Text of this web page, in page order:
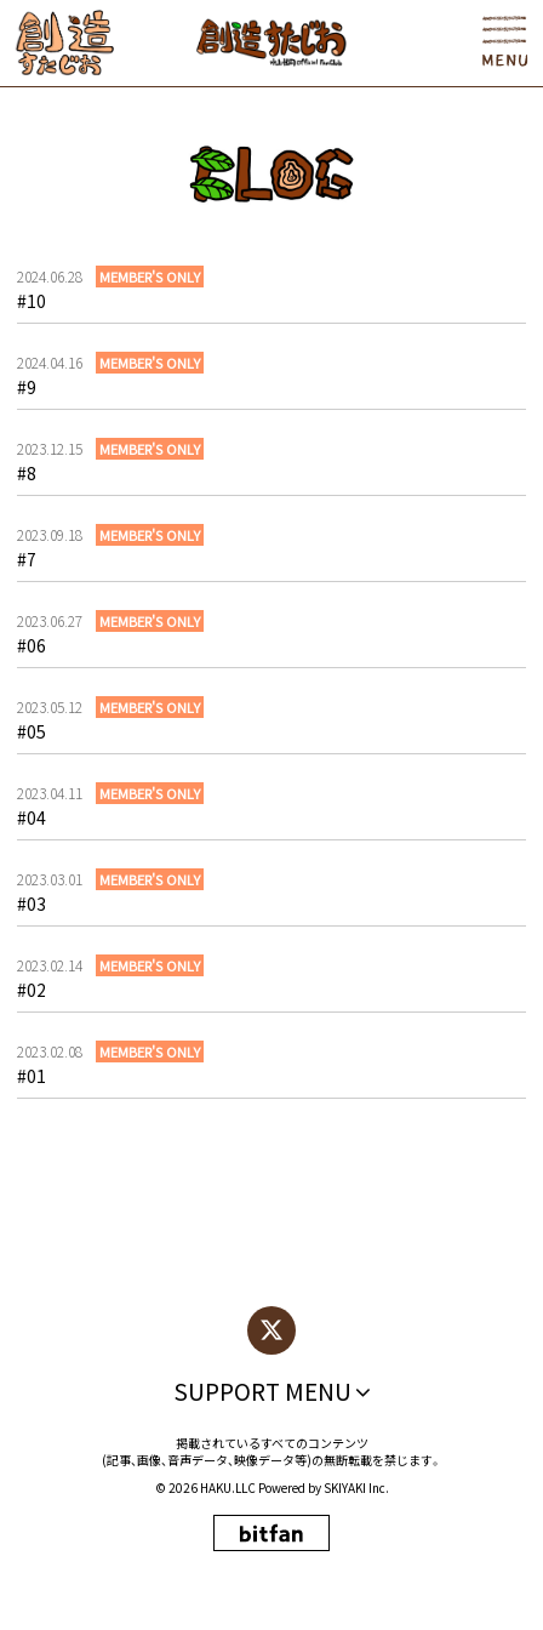
2024.06.28 MEMBER'S ONLY
#10
2024.04.16 MEMBER'S ONLY
#9
2023.12.15 MEMBER'S ONLY
#8
2023.09.18 MEMBER'S ONLY
#7
2023.06.27 MEMBER'S ONLY
#06
2023.05.12 MEMBER'S ONLY
#05
2023.04.11 MEMBER'S ONLY
#04
2023.03.01 MEMBER'S ONLY
#03
2023.02.14 MEMBER'S ONLY
#02
2023.02.08 MEMBER'S ONLY
#01
SUPPORT MENU
掲載されているすべてのコンテンツ
(記事、画像、音声データ、映像データ等)の無断転載を禁じます。
© 2026 HAKU.LLC Powered by SKIYAKI Inc.